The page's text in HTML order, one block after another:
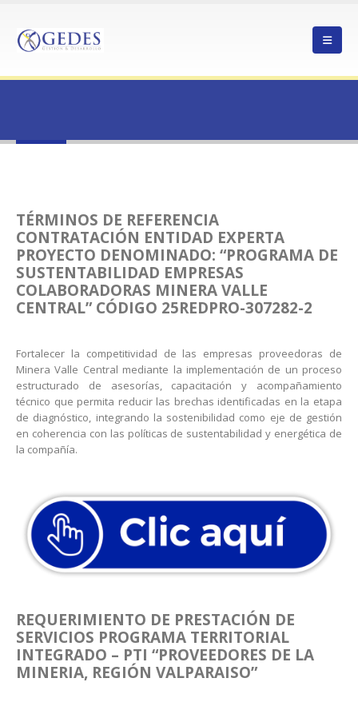
TÉRMINOS DE REFERENCIA
CONTRATACIÓN ENTIDAD EXPERTA
PROYECTO DENOMINADO: “PROGRAMA DE
SUSTENTABILIDAD EMPRESAS
COLABORADORAS MINERA VALLE
CENTRAL” CÓDIGO 25REDPRO-307282-2
Fortalecer la competitividad de las empresas proveedoras de
Minera Valle Central mediante la implementación de un proceso
estructurado de asesorías, capacitación y acompañamiento
técnico que permita reducir las brechas identificadas en la etapa
de diagnóstico, integrando la sostenibilidad como eje de gestión
en coherencia con las políticas de sustentabilidad y energética de
la compañía.
REQUERIMIENTO DE PRESTACIÓN DE
SERVICIOS PROGRAMA TERRITORIAL
INTEGRADO – PTI “PROVEEDORES DE LA
MINERIA, REGIÓN VALPARAISO”